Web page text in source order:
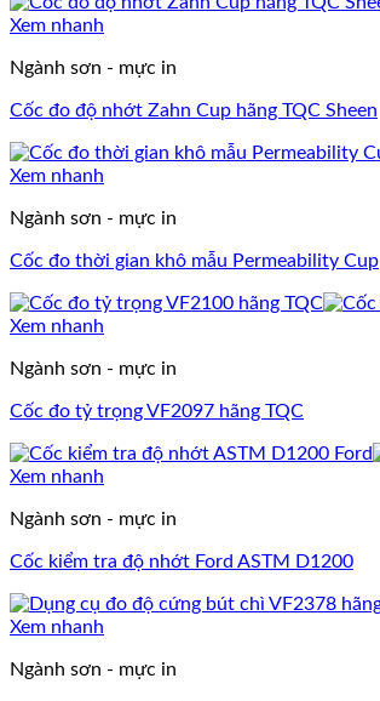
Xem nhanh
Ngành sơn - mực in
Cốc đo độ nhớt Zahn Cup hãng TQC Sheen
Xem nhanh
Ngành sơn - mực in
Cốc đo thời gian khô mẫu Permeability Cup
Xem nhanh
Ngành sơn - mực in
Cốc đo tỷ trọng VF2097 hãng TQC
Xem nhanh
Ngành sơn - mực in
Cốc kiểm tra độ nhớt Ford ASTM D1200
Xem nhanh
Ngành sơn - mực in